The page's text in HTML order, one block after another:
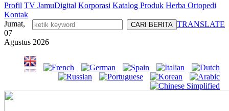
Profil TV JamuDigital Korporasi Katalog Produk Herba Ortopedi
Kontak
TRANSLATE
Jumat,
07
Agustus 2026